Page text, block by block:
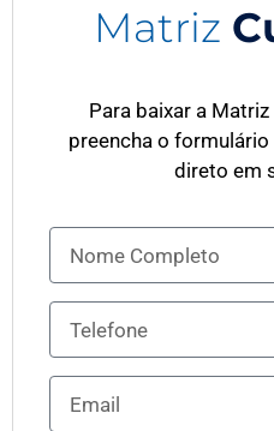
Matriz
Para baixar a
preencha o
direto em